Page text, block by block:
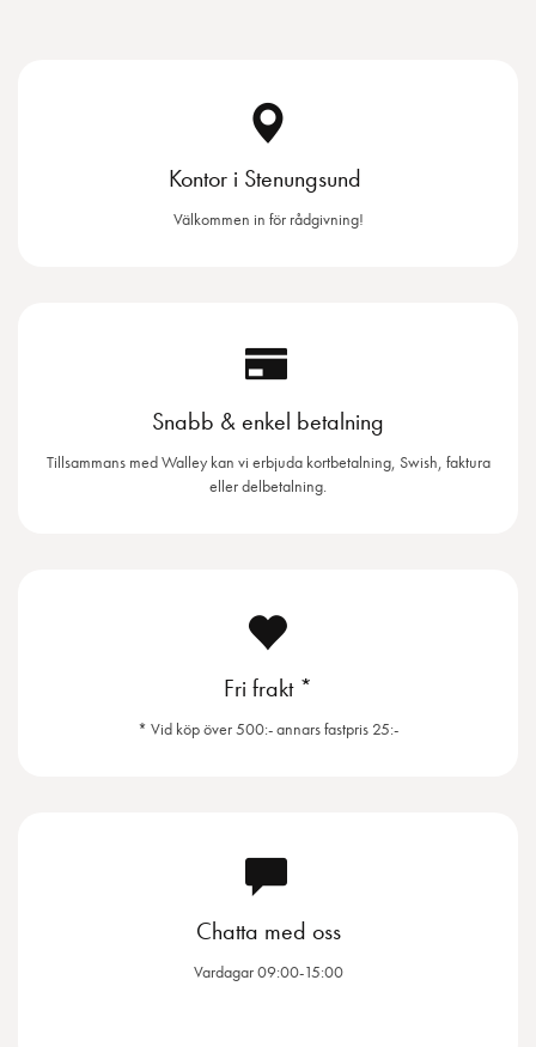
Kontor i Stenungsund
Välkommen in för rådgivning!
Snabb & enkel betalning
Tillsammans med Walley kan vi erbjuda kortbetalning, Swish, faktura
eller delbetalning.
Fri frakt *
* Vid köp över 500:- annars fastpris 25:-
Chatta med oss
Vardagar 09:00-15:00